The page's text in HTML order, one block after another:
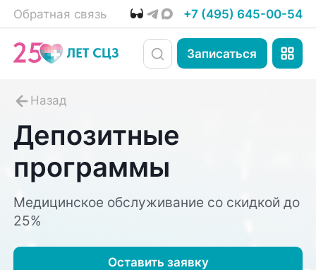
Обратная связь +7 (495) 645-00-54
Записаться
Депозитные
программы
Медицинское обслуживание со скидкой до
25%
Оставить заявку